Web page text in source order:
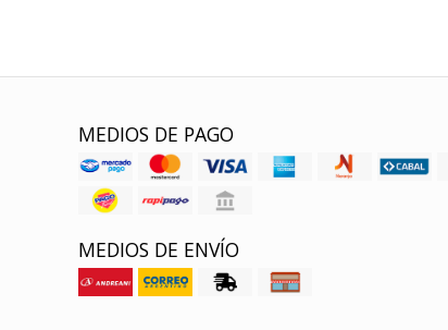
MEDIOS DE PAGO
MEDIOS DE ENVÍO